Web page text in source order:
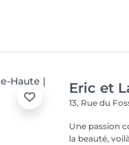
Eric et
13, Rue du
Une passion
la beauté,